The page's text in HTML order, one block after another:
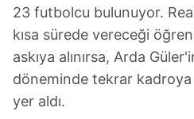
23 futbolcu bulunuyor.
kısa sürede vereceği
askıya alınırsa, Arda
döneminde tekrar kadroya
yer aldı.